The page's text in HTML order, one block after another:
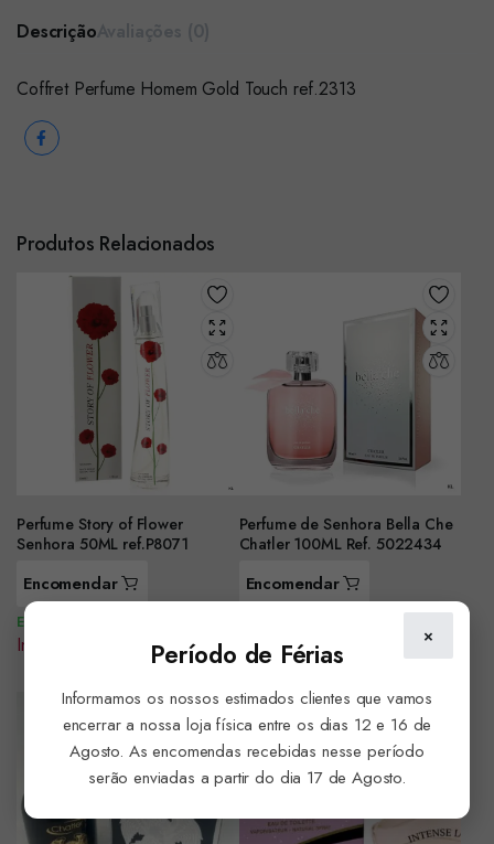
Descrição
Coffret Perfume Homem Gold Touch ref.2313
Produtos Relacionados
Perfume Story of Flower
Senhora 50ML ref.P8071
Encomendar
Em Stock
Iniciar sessão para ver preço
Perfume de Senhora Bella Che
Chatler 100ML Ref. 5022434
Encomendar
Iniciar sessão para ver preço
×
Período de Férias
Informamos os nossos estimados clientes que vamos
encerrar a nossa loja física entre os dias 12 e 16 de
Agosto. As encomendas recebidas nesse período
serão enviadas a partir do dia 17 de Agosto.